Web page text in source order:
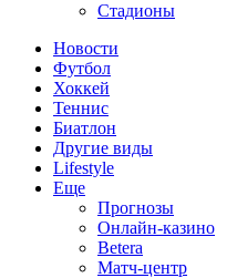
Стадионы
Новости
Футбол
Хоккей
Теннис
Биатлон
Другие виды
Lifestyle
Еще
Прогнозы
Онлайн-казино
Betera
Матч-центр